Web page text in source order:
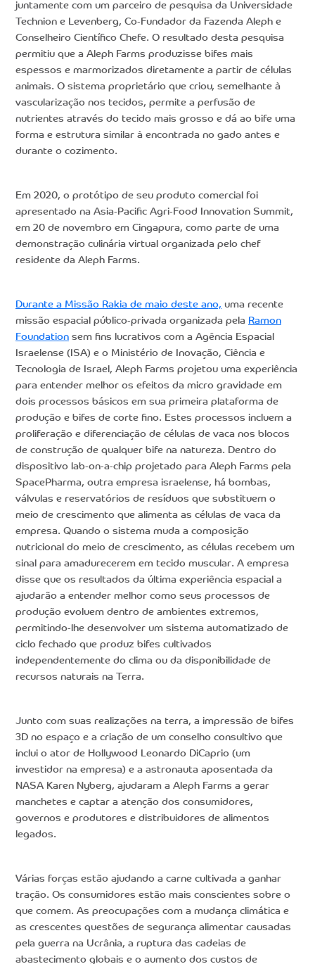
juntamente com um parceiro de pesquisa da Universidade
Technion e Levenberg, Co-Fundador da Fazenda Aleph e
Conselheiro Científico Chefe. O resultado desta pesquisa
permitiu que a Aleph Farms produzisse bifes mais
espessos e marmorizados diretamente a partir de células
animais. O sistema proprietário que criou, semelhante à
vascularização nos tecidos, permite a perfusão de
nutrientes através do tecido mais grosso e dá ao bife uma
forma e estrutura similar à encontrada no gado antes e
durante o cozimento.
Em 2020, o protótipo de seu produto comercial foi
apresentado na Asia-Pacific Agri-Food Innovation Summit,
em 20 de novembro em Cingapura, como parte de uma
demonstração culinária virtual organizada pelo chef
residente da Aleph Farms.
Durante a Missão Rakia de maio deste ano, uma recente
missão espacial público-privada organizada pela Ramon
Foundation sem fins lucrativos com a Agência Espacial
Israelense (ISA) e o Ministério de Inovação, Ciência e
Tecnologia de Israel, Aleph Farms projetou uma experiência
para entender melhor os efeitos da micro gravidade em
dois processos básicos em sua primeira plataforma de
produção e bifes de corte fino. Estes processos incluem a
proliferação e diferenciação de células de vaca nos blocos
de construção de qualquer bife na natureza. Dentro do
dispositivo lab-on-a-chip projetado para Aleph Farms pela
SpacePharma, outra empresa israelense, há bombas,
válvulas e reservatórios de resíduos que substituem o
meio de crescimento que alimenta as células de vaca da
empresa. Quando o sistema muda a composição
nutricional do meio de crescimento, as células recebem um
sinal para amadurecerem em tecido muscular. A empresa
disse que os resultados da última experiência espacial a
ajudarão a entender melhor como seus processos de
produção evoluem dentro de ambientes extremos,
permitindo-lhe desenvolver um sistema automatizado de
ciclo fechado que produz bifes cultivados
independentemente do clima ou da disponibilidade de
recursos naturais na Terra.
Junto com suas realizações na terra, a impressão de bifes
3D no espaço e a criação de um conselho consultivo que
inclui o ator de Hollywood Leonardo DiCaprio (um
investidor na empresa) e a astronauta aposentada da
NASA Karen Nyberg, ajudaram a Aleph Farms a gerar
manchetes e captar a atenção dos consumidores,
governos e produtores e distribuidores de alimentos
legados.
Várias forças estão ajudando a carne cultivada a ganhar
tração. Os consumidores estão mais conscientes sobre o
que comem. As preocupações com a mudança climática e
as crescentes questões de segurança alimentar causadas
pela guerra na Ucrânia, a ruptura das cadeias de
abastecimento globais e o aumento dos custos de